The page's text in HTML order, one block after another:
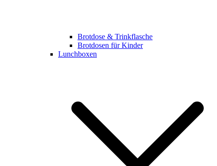
Brotdose & Trinkflasche
Brotdosen für Kinder
Lunchboxen